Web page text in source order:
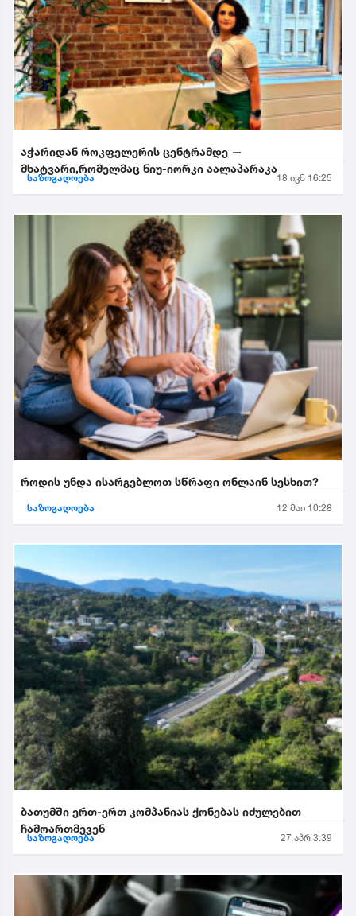
აჭარიდან როკფელერის ცენტრამდე —
მხატვარი,რომელმაც ნიუ-იორკი აალაპარაკა
საზოგადოება 18 ივნ 16:25
როდის უნდა ისარგებლოთ სწრაფი ონლაინ სესხით?
საზოგადოება 12 მაი 10:28
ბათუმში ერთ-ერთ კომპანიას ქონებას იძულებით
ჩამოართმევენ
საზოგადოება 27 აპრ 3:39